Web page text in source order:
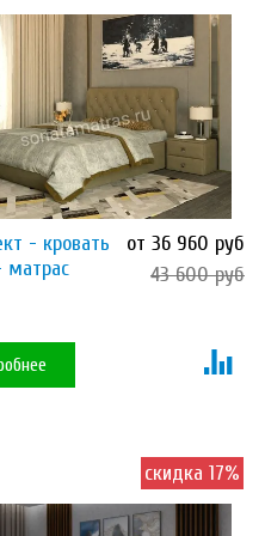
- кровать
матрас
от 36 960 руб
43 600 руб
скидка 17%